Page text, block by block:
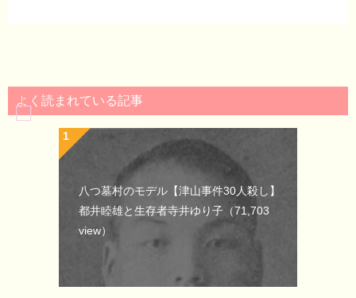
よく読まれている記事
八つ墓村のモデル【津山事件30人殺し】
都井睦雄と生存者寺井ゆり子 （71,703
view）